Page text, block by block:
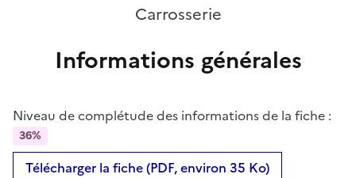
Carrosserie
Informations générales
Niveau de complétude des informations de la fiche :
36%
Télécharger la fiche (PDF, environ 35 Ko)